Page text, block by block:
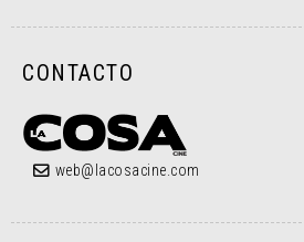
CONTACTO
web@lacosacine.com